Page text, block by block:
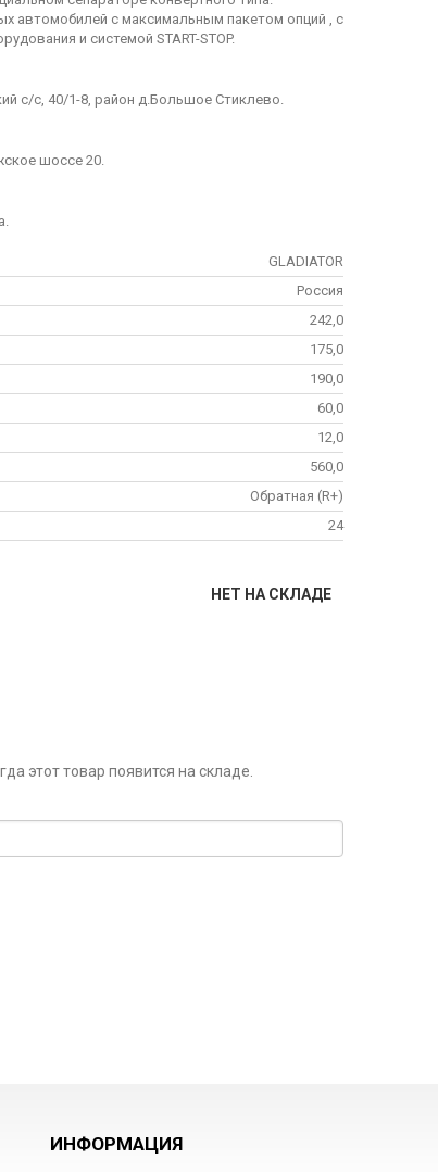
автомобилей с максимальным пакетом опций , с
и системой START-STOP.
с/с, 40/1-8, район д.Большое Стиклево.
шоссе 20.
GLADIATOR
Россия
242,0
175,0
190,0
60,0
12,0
560,0
Обратная (R+)
24
НЕТ НА СКЛАДЕ
этот товар появится на складе.
ИНФОРМАЦИЯ